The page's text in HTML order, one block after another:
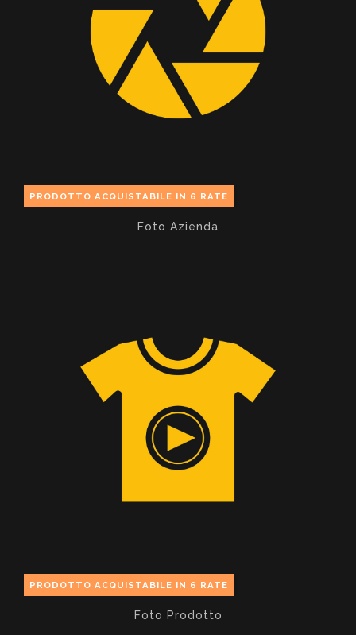
PRODOTTO ACQUISTABILE IN 6 RATE
Foto Azienda
PRODOTTO ACQUISTABILE IN 6 RATE
Foto Prodotto